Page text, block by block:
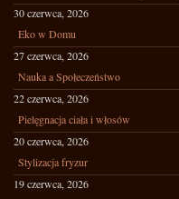
30 czerwca, 2026
Eko w Domu
27 czerwca, 2026
Nauka a Społeczeństwo
22 czerwca, 2026
Pielęgnacja ciała i włosów
20 czerwca, 2026
Stylizacja fryzur
19 czerwca, 2026